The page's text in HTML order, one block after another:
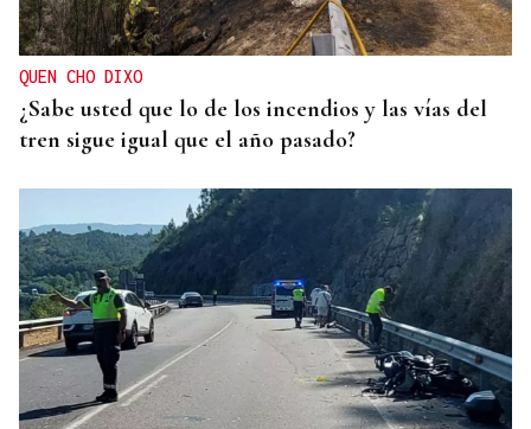
QUEN CHO DIXO
¿Sabe usted que lo de los incendios y las vías del
tren sigue igual que el año pasado?